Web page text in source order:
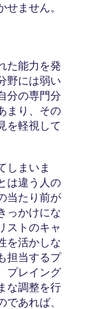
ません。
た能力を発
野には弱い
分の専門分
まり、その
を軽視して
しまいま
は違う人の
当たり前が
っかけにな
ストのキャ
を活かしな
担当するプ
プレイング
な調整を行
あれば、